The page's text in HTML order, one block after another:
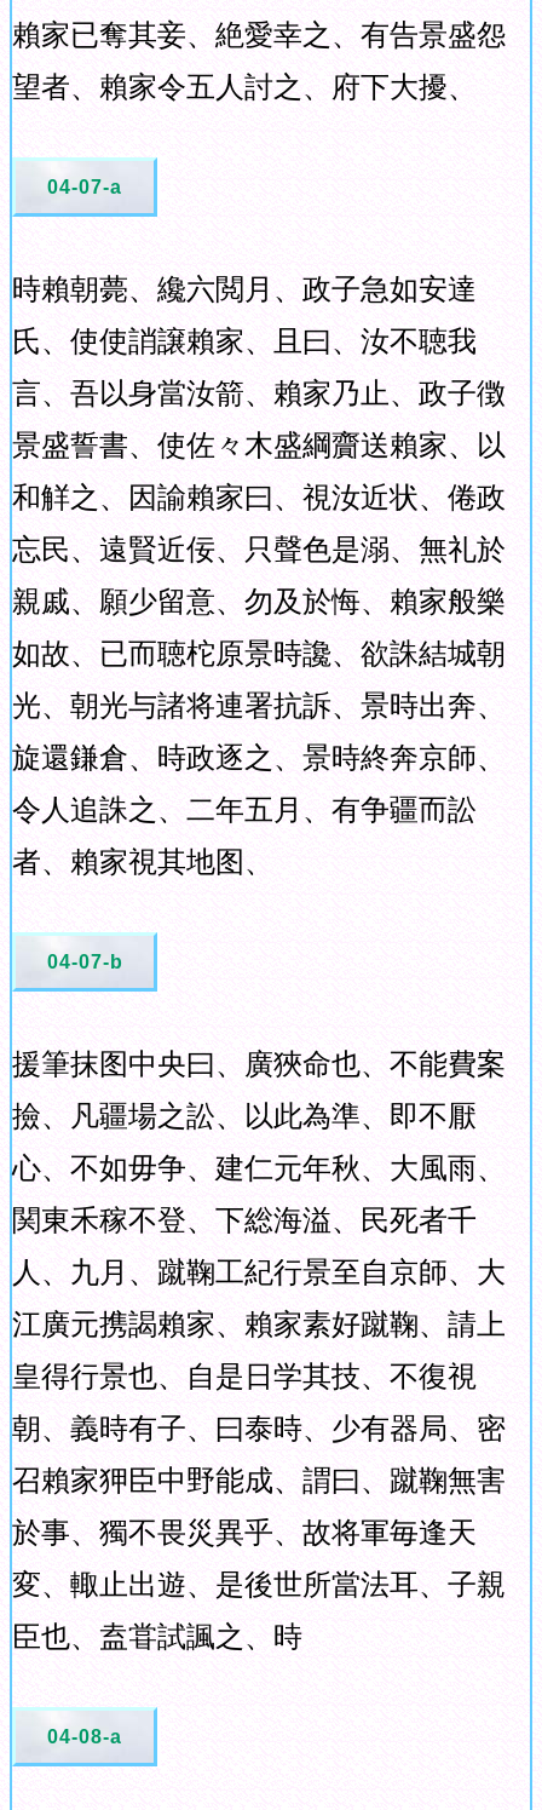
賴家已奪其妾、絶愛幸之、有告景盛怨
望者、賴家令五人討之、府下大擾、
04-07-a
時賴朝薨、纔六閲月、政子急如安達
氏、使使誚譲賴家、且曰、汝不聴我
言、吾以身當汝箭、賴家乃止、政子徴
景盛誓書、使佐々木盛綱齎送賴家、以
和觧之、因諭賴家曰、視汝近状、倦政
忘民、遠賢近佞、只聲色是溺、無礼於
親戚、願少留意、勿及於悔、賴家般樂
如故、已而聴柁原景時讒、欲誅結城朝
光、朝光与諸将連署抗訴、景時出奔、
旋還鎌倉、時政逐之、景時終奔京師、
令人追誅之、二年五月、有争疆而訟
者、賴家視其地图、
04-07-b
援筆抹图中央曰、廣狹命也、不能費案
撿、凡疆場之訟、以此為準、即不厭
心、不如毋争、建仁元年秋、大風雨、
関東禾稼不登、下総海溢、民死者千
人、九月、蹴鞠工紀行景至自京師、大
江廣元携謁賴家、賴家素好蹴鞠、請上
皇得行景也、自是日学其技、不復視
朝、義時有子、曰泰時、少有器局、密
召賴家狎臣中野能成、謂曰、蹴鞠無害
於事、獨不畏災異乎、故将軍毎逢天
変、輙止出遊、是後世所當法耳、子親
臣也、盍甞試諷之、時
04-08-a